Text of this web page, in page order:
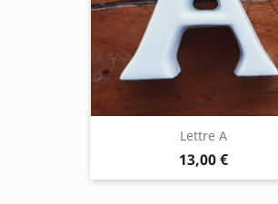
Lettre A
13,00 €